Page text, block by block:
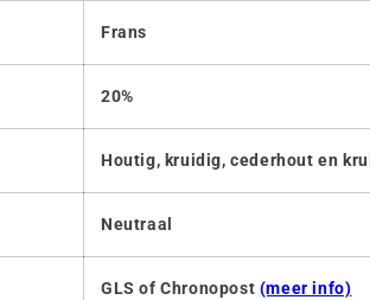
Frans
20%
Houtig, kruidig, cederhout en
Neutraal
GLS of Chronopost (meer info)